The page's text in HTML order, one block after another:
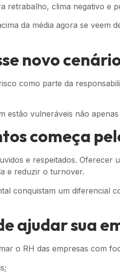
retrabalho, clima negativo e
da média agora se
novo
como parte da
estão vulneráveis não
começa
e respeitados.
e reduzir o turnover.
conquistam um
ajudar sua
o RH das empresas com